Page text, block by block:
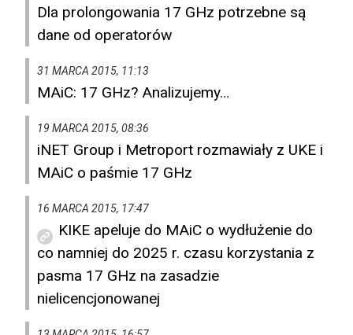
Dla prolongowania 17 GHz potrzebne są
dane od operatorów
31 MARCA 2015, 11:13
MAiC: 17 GHz? Analizujemy…
19 MARCA 2015, 08:36
iNET Group i Metroport rozmawiały z UKE i
MAiC o paśmie 17 GHz
16 MARCA 2015, 17:47
KIKE apeluje do MAiC o wydłużenie do
co namniej do 2025 r. czasu korzystania z
pasma 17 GHz na zasadzie
nielicencjonowanej